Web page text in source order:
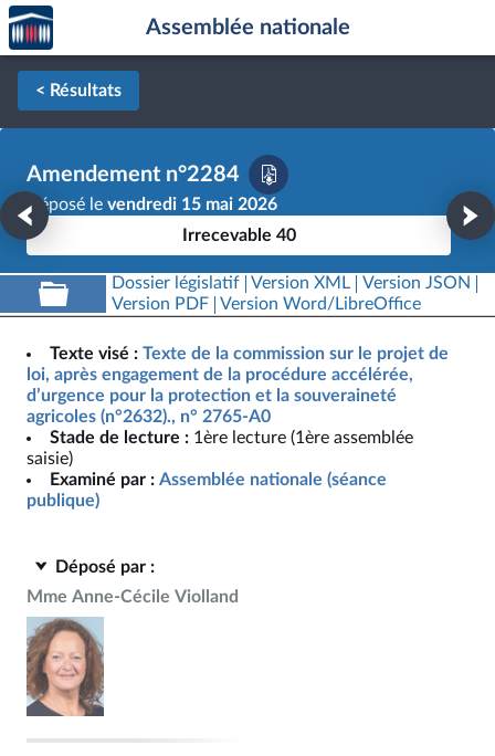
Aller au contenu
Aller en bas de la page
Accèder
à la
page
d'accueil
Assemblée nationale
< Résultats
Amendement n°2284
Déposé le vendredi 15 mai 2026
Irrecevable 40
Dossier législatif Version XML
Version JSON
Version PDF
Version Word/LibreOffice
Texte visé : Texte de la commission sur le projet de
loi, après engagement de la procédure accélérée,
d’urgence pour la protection et la souveraineté
agricoles (n°2632)., n° 2765-A0
Stade de lecture : 1ère lecture (1ère assemblée
saisie)
Examiné par : Assemblée nationale (séance
publique)
Déposé par :
Mme Anne-Cécile Violland